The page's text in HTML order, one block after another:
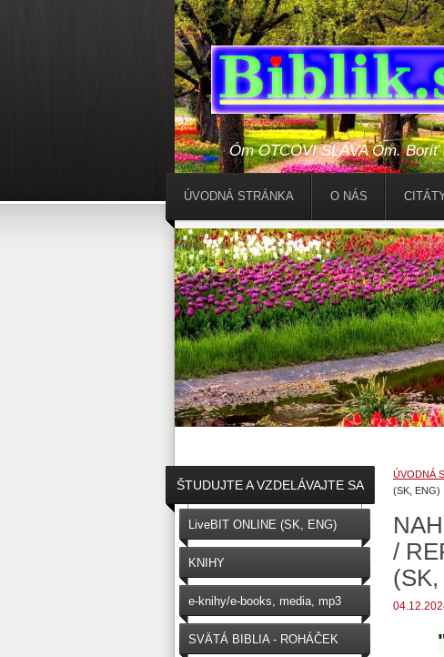
Óm OTCOVI SLÁVA Óm.
ÚVODNÁ
(SK, ENG)
/
(SK,
ŠTUDUJTE A VZDELÁVAJTE SA
LiveBIT ONLINE (SK, ENG)
KNIHY
e-knihy/e-books, media, mp3
SVÄTÁ BIBLIA - ROHÁČEK
ÚVODNÁ STRÁNKA O NÁS